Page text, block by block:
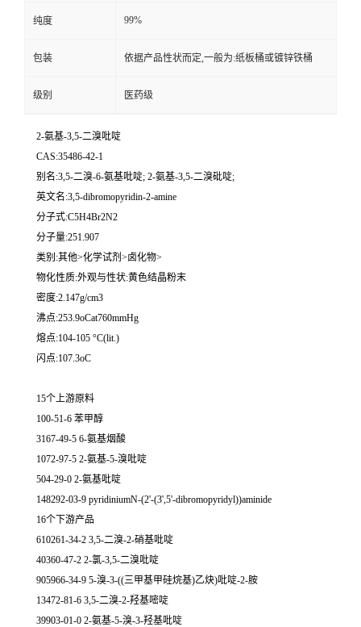
纯度 99%
包装 依据产品性状而定,一般为:纸板桶或镀锌铁桶
级别 医药级
2-氨基-3,5-二溴吡啶
CAS:35486-42-1
别名:3,5-二溴-6-氨基吡啶; 2-氨基-3,5-二溴砒啶;
英文名:3,5-dibromopyridin-2-amine
分子式:C5H4Br2N2
分子量:251.907
类别:其他>化学试剂>卤化物>
物化性质:外观与性状:黄色结晶粉末
密度:2.147g/cm3
沸点:253.9oCat760mmHg
熔点:104-105 °C(lit.)
闪点:107.3oC
15个上游原料
100-51-6 苯甲醇
3167-49-5 6-氨基烟酸
1072-97-5 2-氨基-5-溴吡啶
504-29-0 2-氨基吡啶
148292-03-9 pyridiniumN-(2'-(3',5'-dibromopyridyl))aminide
16个下游产品
610261-34-2 3,5-二溴-2-硝基吡啶
40360-47-2 2-氯-3,5-二溴吡啶
905966-34-9 5-溴-3-((三甲基甲硅烷基)乙炔)吡啶-2-胺
13472-81-6 3,5-二溴-2-羟基嘧啶
39903-01-0 2-氨基-5-溴-3-羟基吡啶